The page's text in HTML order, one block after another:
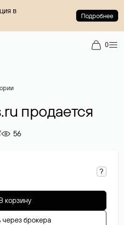
в
Подробнее
0
продается
56
?
корзину
через брокера